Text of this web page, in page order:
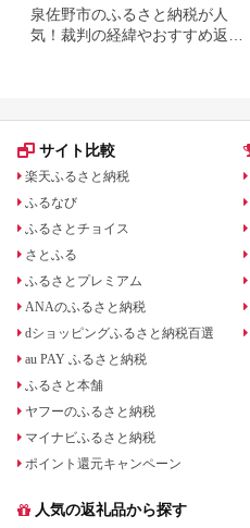
泉佐野市のふるさと納税が人
気！裁判の経緯やおすすめ返礼
サイト比較
楽天ふるさと納税
ふるなび
ふるさとチョイス
さとふる
ふるさとプレミアム
ANAのふるさと納税
dショッピングふるさと納税百選
au PAY ふるさと納税
ふるさと本舗
ヤフーのふるさと納税
マイナビふるさと納税
ポイント還元キャンペーン
人気の返礼品から探す